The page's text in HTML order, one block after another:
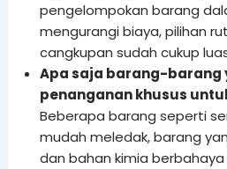
pengelompokan barang
mengurangi biaya, pilihan
cangkupan sudah cukup
Apa saja barang-barang
penanganan khusus
Beberapa barang seperti
mudah meledak, barang
dan bahan kimia